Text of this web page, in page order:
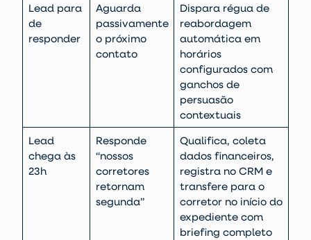
Lead para
de
responder
Aguarda
passivamente
o próximo
contato
Dispara régua de
reabordagem
automática em
horários
configurados com
ganchos de
persuasão
contextuais
Lead
chega às
23h
Responde
“nossos
corretores
retornam
segunda”
Qualifica, coleta
dados financeiros,
registra no CRM e
transfere para o
corretor no início do
expediente com
briefing completo